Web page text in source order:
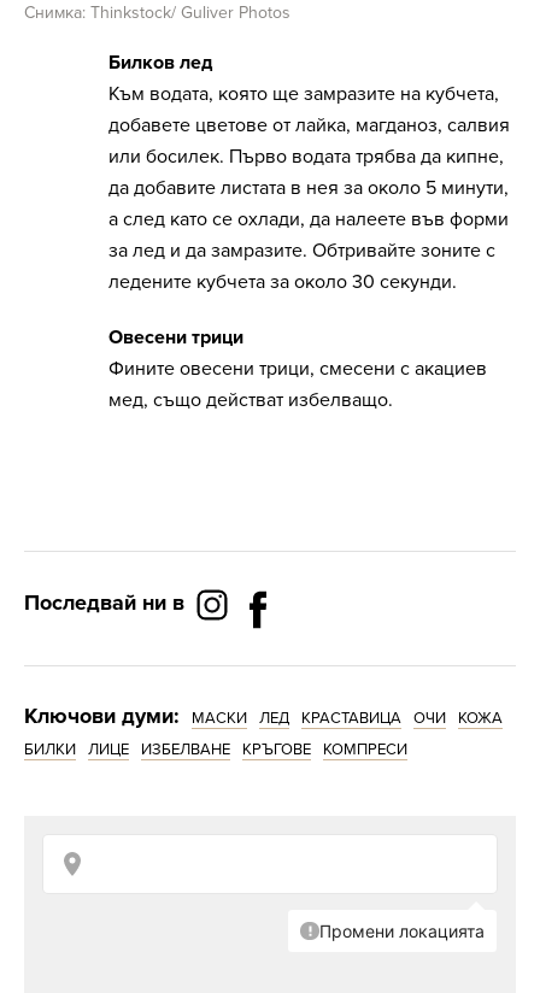
Снимка: Thinkstock/ Guliver Photos
Билков лед
Към водата, която ще замразите на кубчета,
добавете цветове от лайка, магданоз, салвия
или босилек. Първо водата трябва да кипне,
да добавите листата в нея за около 5 минути,
а след като се охлади, да налеете във форми
за лед и да замразите. Обтривайте зоните с
ледените кубчета за около 30 секунди.
Овесени трици
Фините овесени трици, смесени с акациев
мед, също действат избелващо.
Последвай ни в
Ключови думи: МАСКИ ЛЕД КРАСТАВИЦА ОЧИ
КОЖА
БИЛКИ
ЛИЦЕ ИЗБЕЛВАНЕ КРЪГОВЕ КОМПРЕСИ